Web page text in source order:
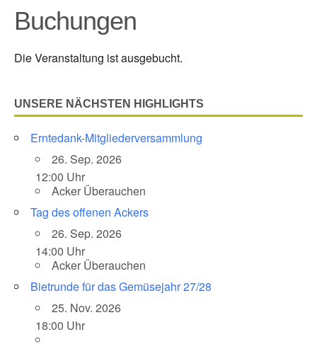
Buchungen
Die Veranstaltung ist ausgebucht.
UNSERE NÄCHSTEN HIGHLIGHTS
Erntedank-Mitgliederversammlung
26. Sep. 2026
12:00 Uhr
Acker Überauchen
Tag des offenen Ackers
26. Sep. 2026
14:00 Uhr
Acker Überauchen
Bietrunde für das Gemüsejahr 27/28
25. Nov. 2026
18:00 Uhr